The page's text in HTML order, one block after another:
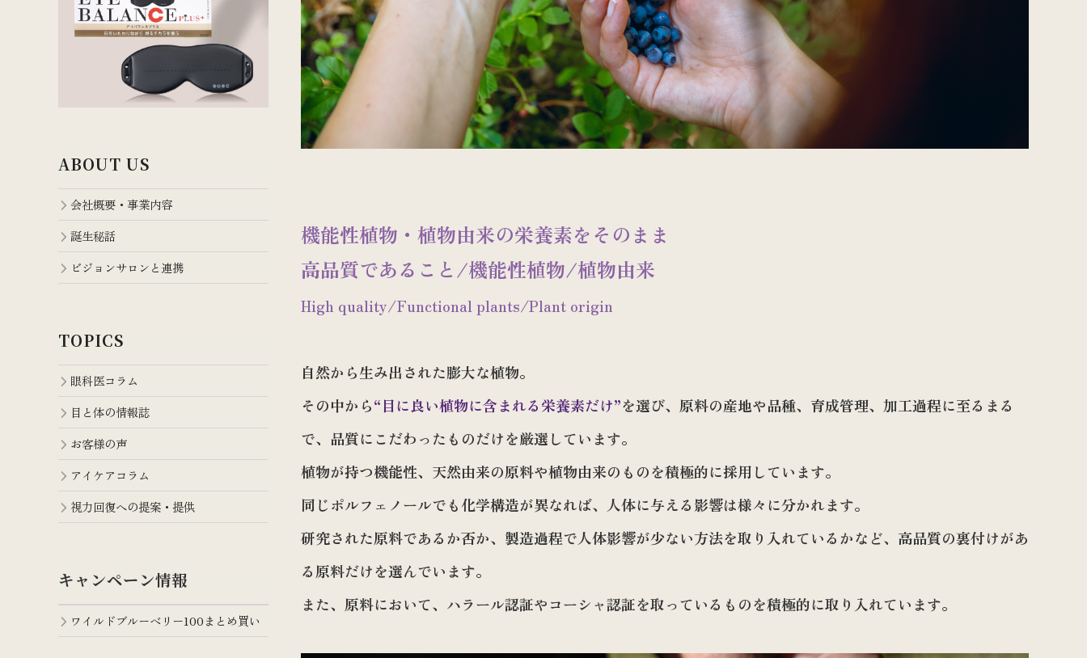
機能性植物・植物由来の栄養素をそのまま
高品質であること/機能性植物/植物由来
High quality/Functional plants/Plant origin
自然から生み出された膨大な植物。
その中から“目に良い植物に含まれる栄養素だけ”を選び、原料の産地や品種、育成管理、加工過程に至るまる
で、品質にこだわったものだけを厳選しています。
植物が持つ機能性、天然由来の原料や植物由来のものを積極的に採用しています。
同じポルフェノールでも化学構造が異なれば、人体に与える影響は様々に分かれます。
研究された原料であるか否か、製造過程で人体影響が少ない方法を取り入れているかなど、高品質の裏付けがあ
る原料だけを選んでいます。
また、原料において、ハラール認証やコーシャ認証を取っているものを積極的に取り入れています。
ABOUT US
会社概要・事業内容
誕生秘話
ビジョンサロンと連携
TOPICS
眼科医コラム
目と体の情報誌
お客様の声
アイケアコラム
視力回復への提案・提供
キャンペーン情報
ワイルドブルーベリー100まとめ買い